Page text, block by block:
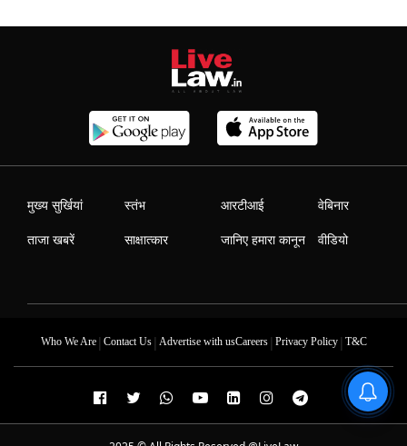
मुख्य सुर्खियां
ताजा खबरें
स्तंभ
साक्षात्कार
आरटीआई
जानिए हमारा कानून
वेबिनार
वीडियो
Who We Are| Contact Us| Advertise with usCareers| Privacy Policy| T&C